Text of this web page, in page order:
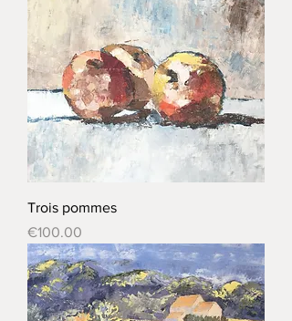
Trois pommes
Price
€100.00